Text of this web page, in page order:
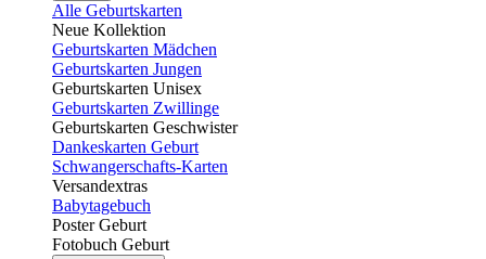
Alle Geburtskarten
Neue Kollektion
Geburtskarten Mädchen
Geburtskarten Jungen
Geburtskarten Unisex
Geburtskarten Zwillinge
Geburtskarten Geschwister
Dankeskarten Geburt
Schwangerschafts-Karten
Versandextras
Babytagebuch
Poster Geburt
Fotobuch Geburt